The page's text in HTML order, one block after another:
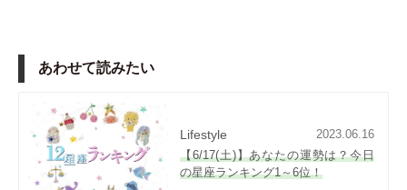
あわせて読みたい
Lifestyle
2023.06.16
【6/17(土)】あなたの運勢は？今日
の星座ランキング1～6位！